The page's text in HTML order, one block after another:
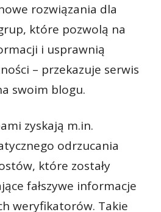
rozwiązania dla
które pozwolą na
i usprawnią
– przekazuje serwis
swoim blogu.
zyskają m.in.
odrzucania
które zostały
fałszywe informacje
weryfikatorów. Takie